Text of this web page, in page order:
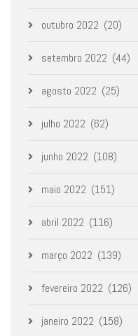
outubro 2022 (20)
setembro 2022 (44)
agosto 2022 (25)
julho 2022 (62)
junho 2022 (108)
maio 2022 (151)
abril 2022 (116)
março 2022 (139)
fevereiro 2022 (126)
janeiro 2022 (158)